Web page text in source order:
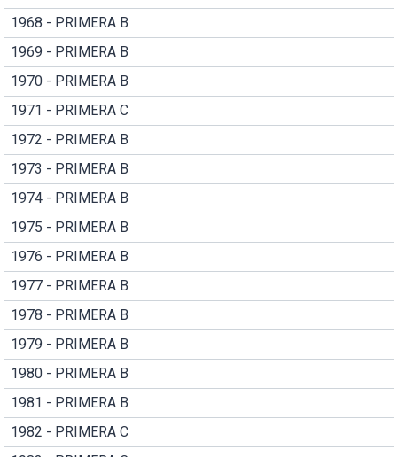
1968 - PRIMERA B
1969 - PRIMERA B
1970 - PRIMERA B
1971 - PRIMERA C
1972 - PRIMERA B
1973 - PRIMERA B
1974 - PRIMERA B
1975 - PRIMERA B
1976 - PRIMERA B
1977 - PRIMERA B
1978 - PRIMERA B
1979 - PRIMERA B
1980 - PRIMERA B
1981 - PRIMERA B
1982 - PRIMERA C